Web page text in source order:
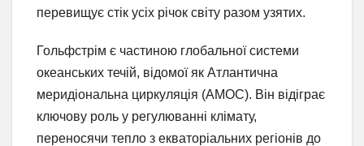
перевищує стік усіх річок світу разом узятих.
Гольфстрім є частиною глобальної системи
океанських течій, відомої як Атлантична
меридіональна циркуляція (AMOC). Він відіграє
ключову роль у регулюванні клімату,
переносячи тепло з екваторіальних регіонів до